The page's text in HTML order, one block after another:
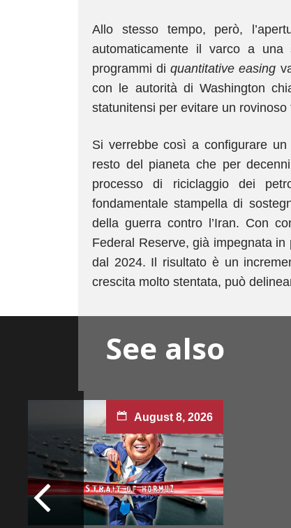
Allo stesso tempo, però,
automaticamente il varco a una
programmi diquantitative easing
con le autorità di Washington
statunitensi per evitare un
Si verrebbe così a configurare
resto del pianeta che per
processo di riciclaggio dei
fondamentale stampella di
della guerra contro l’Iran. Con
Federal Reserve, già impegnata
dal 2024. Il risultato è un
crescita molto stentata, può
See also
August 8, 2026